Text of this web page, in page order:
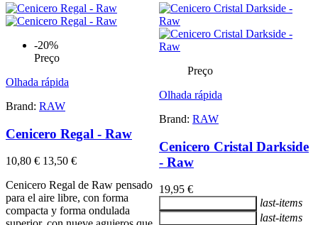
-20%
Preço
Olhada rápida
Brand: RAW
Cenicero Regal - Raw
10,80 € 13,50 €
Cenicero Regal de Raw pensado
para el aire libre, con forma
compacta y forma ondulada
Preço
Olhada rápida
Brand: RAW
Cenicero Cristal Darkside
- Raw
19,95 €
last-items
last-items